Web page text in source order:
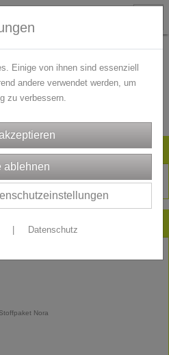
im Shop
Nora
gefunden.
Einige von ihnen sind essenziell
andere verwendet werden, um
zu verbessern.
Datenschutz